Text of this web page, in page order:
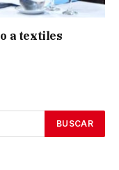
a textiles